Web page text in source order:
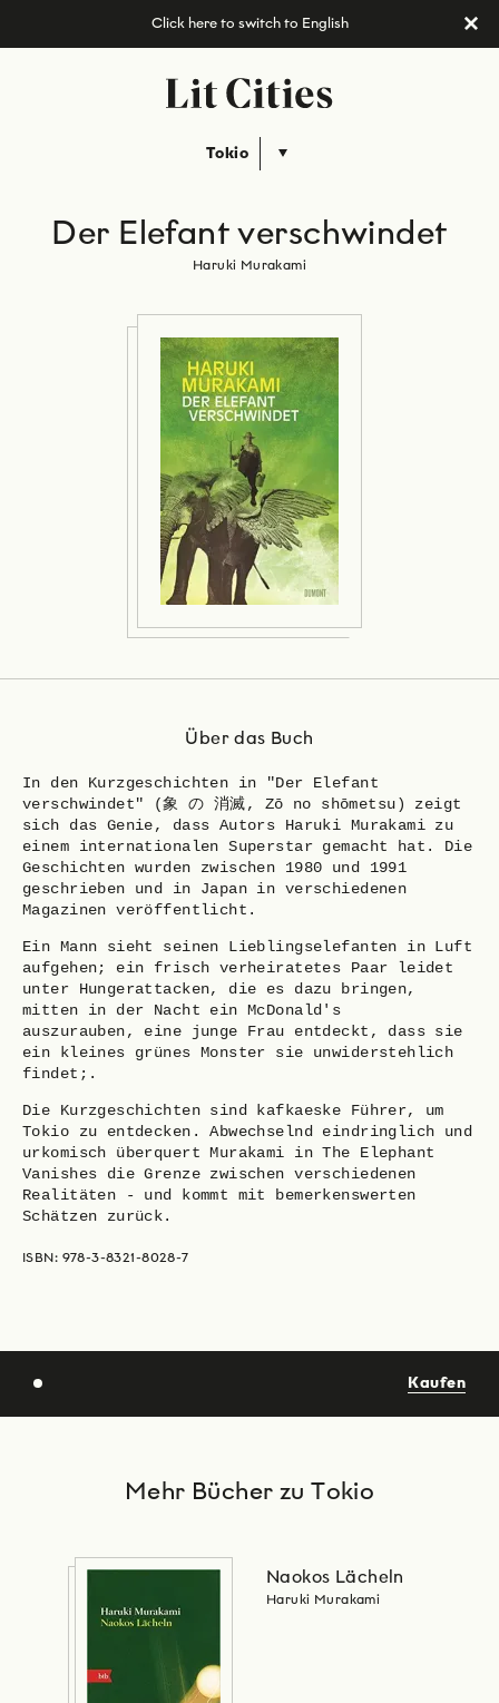
Tokio
Der Elefant verschwindet
Haruki Murakami
Über das Buch
In den Kurzgeschichten in "Der Elefant
verschwindet" (象 の 消滅, Zō no shōmetsu) zeigt
sich das Genie, dass Autors Haruki Murakami zu
einem internationalen Superstar gemacht hat. Die
Geschichten wurden zwischen 1980 und 1991
geschrieben und in Japan in verschiedenen
Magazinen veröffentlicht.
Ein Mann sieht seinen Lieblingselefanten in Luft
aufgehen; ein frisch verheiratetes Paar leidet
unter Hungerattacken, die es dazu bringen,
mitten in der Nacht ein McDonald's
auszurauben, eine junge Frau entdeckt, dass sie
ein kleines grünes Monster sie unwiderstehlich
findet;.
Die Kurzgeschichten sind kafkaeske Führer, um
Tokio zu entdecken. Abwechselnd eindringlich und
urkomisch überquert Murakami in The Elephant
Vanishes die Grenze zwischen verschiedenen
Realitäten - und kommt mit bemerkenswerten
Schätzen zurück.
ISBN: 978-3-8321-8028-7
Kaufen
Mehr Bücher zu Tokio
Naokos Lächeln
Haruki Murakami
Click here to switch to English